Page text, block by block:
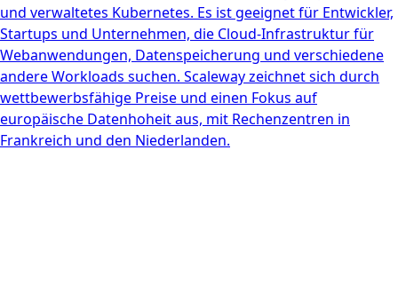
und verwaltetes Kubernetes. Es ist geeignet für Entwickler,
Startups und Unternehmen, die Cloud-Infrastruktur für
Webanwendungen, Datenspeicherung und verschiedene
andere Workloads suchen. Scaleway zeichnet sich durch
wettbewerbsfähige Preise und einen Fokus auf
europäische Datenhoheit aus, mit Rechenzentren in
Frankreich und den Niederlanden.